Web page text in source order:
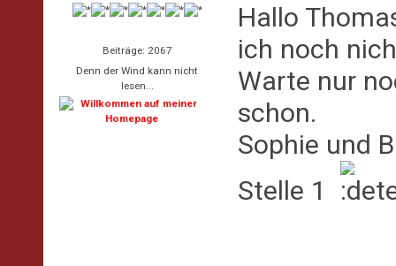
Beiträge: 2067
Denn der Wind kann nicht
lesen...
Hallo
ich noch
Warte nur
schon.
Sophie und
Stelle 1